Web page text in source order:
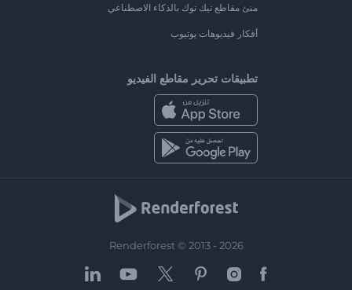
منئ مقاطع تيك توك بالذكاء الاصطناعي
أفكار فيديوهات يوتيوب
تطبيقات تحرير مقاطع الفيديو
Renderforest © 2013 - 2026